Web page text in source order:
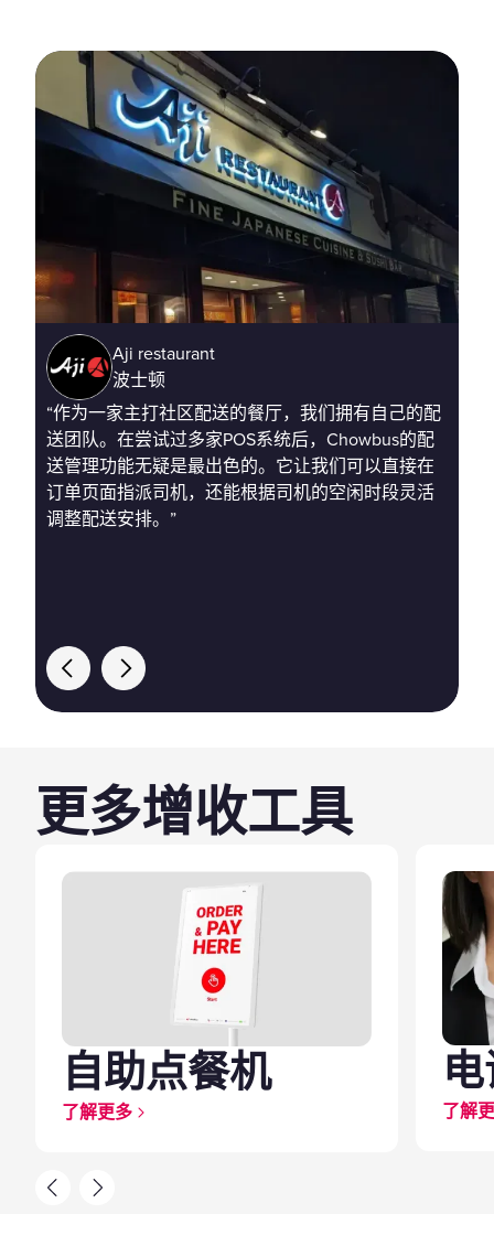
Aji restaurant
波士顿
“作为一家主打社区配送的餐厅，我们拥有自己的配
送团队。在尝试过多家POS系统后，Chowbus的配
送管理功能无疑是最出色的。它让我们可以直接在
订单页面指派司机，还能根据司机的空闲时段灵活
调整配送安排。”
更多增收工具
自助点餐机
了解更多 了解